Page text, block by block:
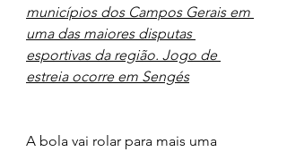
municípios dos Campos Gerais em
uma das maiores disputas
esportivas da região. Jogo de
estreia ocorre em Sengés
A bola vai rolar para mais uma